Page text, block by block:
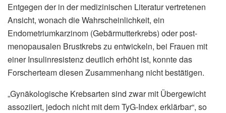
Entgegen der in der medizinischen Literatur vertretenen
Ansicht, wonach die Wahrscheinlichkeit, ein
Endometriumkarzinom (Gebärmutterkrebs) oder post-
menopausalen Brustkrebs zu entwickeln, bei Frauen mit
einer Insulinresistenz deutlich erhöht ist, konnte das
Forscherteam diesen Zusammenhang nicht bestätigen.
„Gynäkologische Krebsarten sind zwar mit Übergewicht
assoziiert, jedoch nicht mit dem TyG-Index erklärbar“, so